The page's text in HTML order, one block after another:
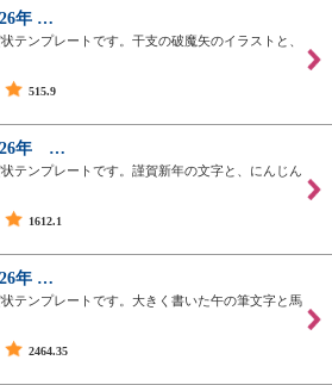
年 …
テンプレートです。干支の破魔矢のイラストと、
515.9
年 …
テンプレートです。謹賀新年の文字と、にんじん
1612.1
年 …
テンプレートです。大きく書いた午の筆文字と馬
2464.35